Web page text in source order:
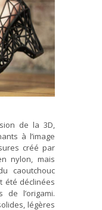
de la 3D,
à l’image
créé par
nylon, mais
caoutchouc
été déclinées
de l’origami.
légères